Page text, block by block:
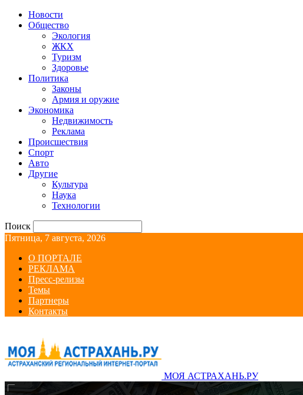
Новости
Общество
Экология
ЖКХ
Туризм
Здоровье
Политика
Законы
Армия и оружие
Экономика
Недвижимость
Реклама
Происшествия
Спорт
Авто
Другие
Культура
Наука
Технологии
Поиск
Пятница, 7 августа, 2026
О ПОРТАЛЕ
РЕКЛАМА
Пресс-релизы
Темы
Партнеры
Контакты
МОЯ АСТРАХАНЬ.РУ